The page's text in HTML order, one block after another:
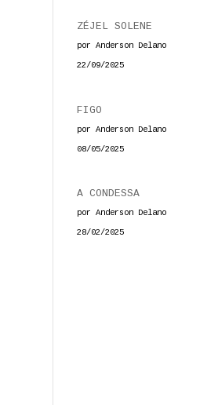
ZÉJEL SOLENE
por Anderson Delano
22/09/2025
FIGO
por Anderson Delano
08/05/2025
A CONDESSA
por Anderson Delano
28/02/2025